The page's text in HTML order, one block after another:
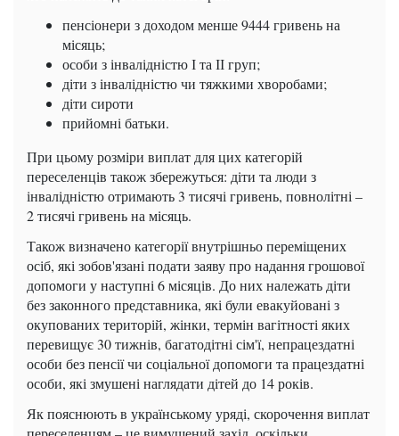
пенсіонери з доходом менше 9444 гривень на
місяць;
особи з інвалідністю І та ІІ груп;
діти з інвалідністю чи тяжкими хворобами;
діти сироти
прийомні батьки.
При цьому розміри виплат для цих категорій
переселенців також збережуться: діти та люди з
інвалідністю отримають 3 тисячі гривень, повнолітні –
2 тисячі гривень на місяць.
Також визначено категорії внутрішньо переміщених
осіб, які зобов'язані подати заяву про надання грошової
допомоги у наступні 6 місяців. До них належать діти
без законного представника, які були евакуйовані з
окупованих територій, жінки, термін вагітності яких
перевищує 30 тижнів, багатодітні сім'ї, непрацездатні
особи без пенсії чи соціальної допомоги та працездатні
особи, які змушені наглядати дітей до 14 років.
Як пояснюють в українському уряді, скорочення виплат